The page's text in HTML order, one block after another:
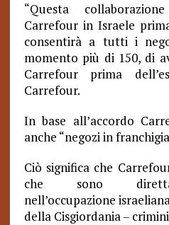
“Questa
Carrefour in Israele
consentirà a tutti i
momento più di 150, di
Carrefour prima
Carrefour.
In base all’accordo
anche “negozi in
Ciò significa che
che sono
nell’occupazione
della Cisgiordania –